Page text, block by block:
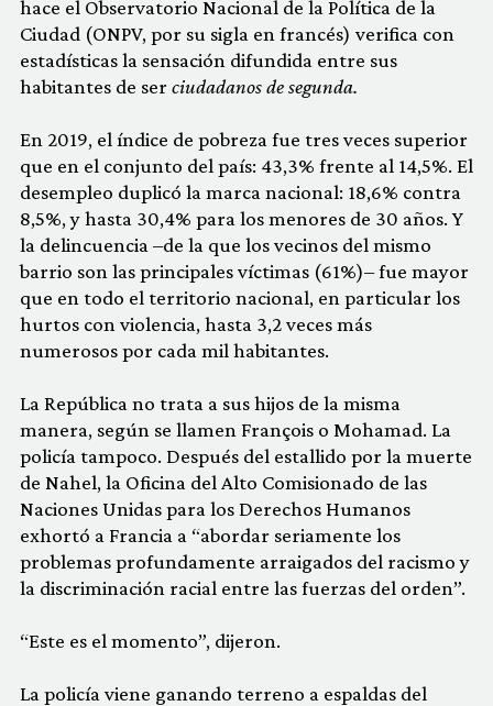
hace el Observatorio Nacional de la Política de la
Ciudad (ONPV, por su sigla en francés) verifica con
estadísticas la sensación difundida entre sus
habitantes de serciudadanos de segunda.
En 2019, el índice de pobreza fue tres veces superior
que en el conjunto del país: 43,3% frente al 14,5%. El
desempleo duplicó la marca nacional: 18,6% contra
8,5%, y hasta 30,4% para los menores de 30 años. Y
la delincuencia –de la que los vecinos del mismo
barrio son las principales víctimas (61%)– fue mayor
que en todo el territorio nacional, en particular los
hurtos con violencia, hasta 3,2 veces más
numerosos por cada mil habitantes.
La República no trata a sus hijos de la misma
manera, según se llamen François o Mohamad. La
policía tampoco. Después del estallido por la muerte
de Nahel, la Oficina del Alto Comisionado de las
Naciones Unidas para los Derechos Humanos
exhortó a Francia a “abordar seriamente los
problemas profundamente arraigados del racismo y
la discriminación racial entre las fuerzas del orden”.
“Este es el momento”, dijeron.
La policía viene ganando terreno a espaldas del